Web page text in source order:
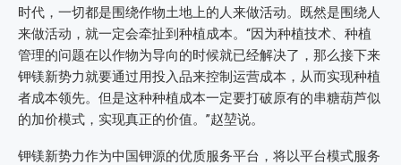
时代，一切都是围绕作物土地上的人来做活动。既然是围绕人
来做活动，就一定会牵扯到种植成本。“因为种植技术、种植
管理的问题在以作物为导向的时候就已经解决了，那么接下来
钾镁新势力就要通过用投入品来控制运营成本，从而实现种植
者成本领先。但是这种种植成本一定要打破原有的串糖葫芦似
的加价模式，实现真正的价值。”赵堃说。
钾镁新势力作为中国钾源的优质服务平台，将以平台模式服务